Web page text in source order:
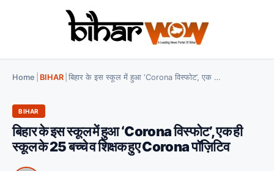
Home BIHAR बिहार के इस स्कूल में हुआ ‘Corona विस्फोट’, एक ही स्कूल के 25 बच्चे व शिक्षक हुए Corona पॉज़िटिव
BIHAR
बिहार के इस स्कूल में हुआ ‘Corona विस्फोट’, एक ही
स्कूल के 25 बच्चे व शिक्षक हुए Corona पॉज़िटिव